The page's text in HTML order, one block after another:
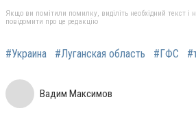
Якщо ви помітили помилку, виділіть необхідний текст і
повідомити про це редакцію
#Украина #Луганская область #ГФС
Вадим Максимов